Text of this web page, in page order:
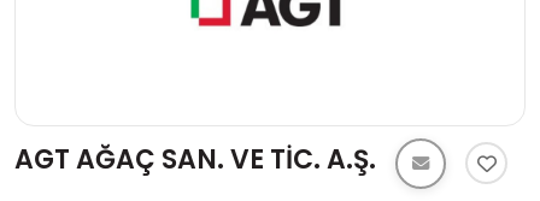
AGT AĞAÇ SAN. VE TİC. A.Ş.